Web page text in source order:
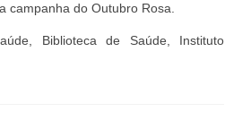
campanha do Outubro Rosa.
Biblioteca de Saúde, Instituto